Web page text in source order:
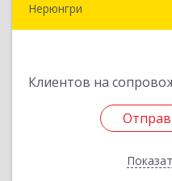
Нерюнгри
Клиентов на